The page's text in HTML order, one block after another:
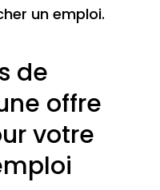
un emploi.
de
offre
votre